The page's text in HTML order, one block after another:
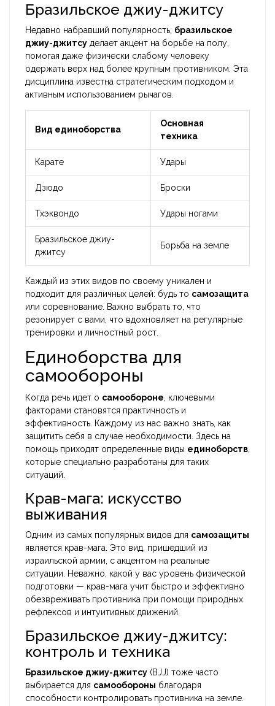
Бразильское джиу-джитсу
Недавно набравший популярность, бразильское
джиу-джитсу делает акцент на борьбе на полу,
помогая даже физически слабому человеку
одержать верх над более крупным противником. Эта
дисциплина известна стратегическим подходом и
активным использованием рычагов.
Вид единоборства
Основная
техника
Карате Удары
Дзюдо Броски
Тхэквондо Удары ногами
Бразильское джиу-
джитсу
Борьба на земле
Каждый из этих видов по своему уникален и
подходит для различных целей: будь то самозащита
или соревнование. Важно выбрать то, что
резонирует с вами, что вдохновляет на регулярные
тренировки и личностный рост.
Единоборства для
самообороны
Когда речь идет о самообороне , ключевыми
факторами становятся практичность и
эффективность. Каждому из нас важно знать, как
защитить себя в случае необходимости. Здесь на
помощь приходят определенные виды единоборств
которые специально разработаны для таких
ситуаций.
Крав-мага: искусство
выживания
Одним из самых популярных видов для самозащиты
является крав-мага. Это вид, пришедший из
израильской армии, с акцентом на реальные
ситуации. Неважно, какой у вас уровень физической
подготовки — крав-мага учит быстро и эффективно
обезвреживать противника при помощи природных
рефлексов и интуитивных движений.
Бразильское джиу-джитсу:
контроль и техника
Бразильское джиу-джитсу (BJJ) тоже часто
выбирается для самообороны благодаря
способности контролировать противника на земле.